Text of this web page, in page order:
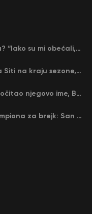
Zašto Rade Krunić ne igra za Srbiju? “Iako su mi obećali, niko me nije zvao…”
Kraj jedne ere – Gvardiola napušta Siti na kraju sezone, menja ga njegov nekadašnji rival
Nejmar ide na Mundijal: Anćeloti pročitao njegovo ime, Brazil u delirijumu (VIDEO)
Strašni Vembanjama “izudarao” šampiona za brejk: San Antonio poveo protiv Oklahome